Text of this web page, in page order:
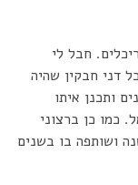
חבל לי
דני חבקין שהיה
ותכנן איתו
כמו כן ברצוני
שאני הייתי חלק מהמשרד יותר מ 25 שנה ושותפה בו בשנים